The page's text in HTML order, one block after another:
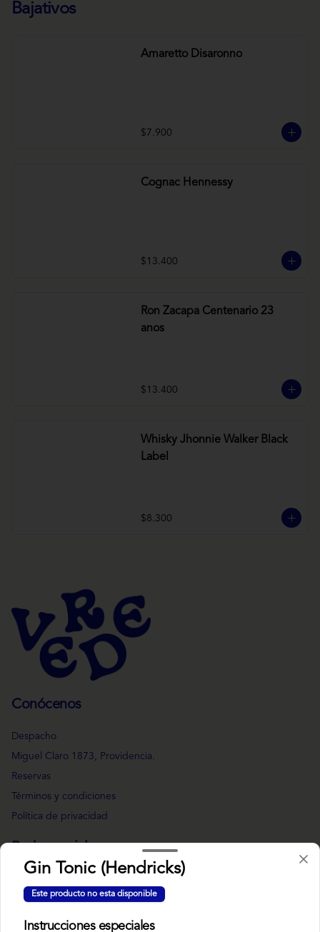
Bajativos
Amaretto Disaronno
$7.900
Cognac Hennessy
$13.400
Ron Zacapa Centenario 23
anos
$13.400
Whisky Jhonnie Walker Black
Label
$8.300
Conócenos
Despacho
Miguel Claro 1873, Providencia.
Reservas
Términos y condiciones
Política de privacidad
Redes sociales
Facebook
Gin Tonic (Hendricks)
Este producto no esta disponible
Instrucciones especiales